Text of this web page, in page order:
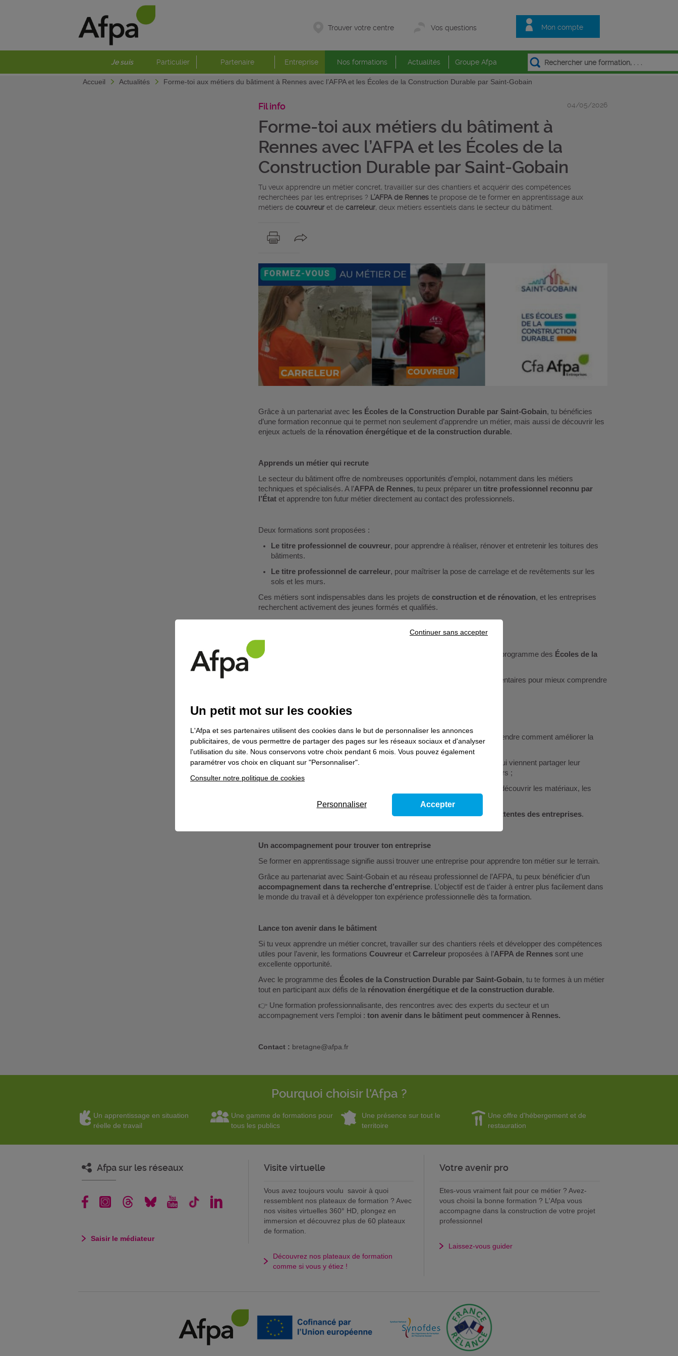
Mon compte
Trouver votre centre Vos questions
Je suis Particulier Partenaire Entreprise Nos formations Actualités Groupe Afpa
Accueil Actualités Forme-toi aux métiers du bâtiment à Rennes avec l’AFPA et les Écoles de la Construction Durable par Saint-Gobain
Fil info 04/05/2026
Forme-toi aux métiers du bâtiment à
Rennes avec l’AFPA et les Écoles de la
Construction Durable par Saint-Gobain
Tu veux apprendre un métier concret, travailler sur des chantiers et acquérir des compétences
recherchées par les entreprises ? L’AFPA de Renneste propose de te former en apprentissage aux
métiers de couvreuret de carreleur, deux métiers essentiels dans le secteur du bâtiment.
Grâce à un partenariat avec les Écoles de la Construction Durable par Saint-Gobain, tu bénéficies
d’une formation reconnue qui te permet non seulement d’apprendre un métier, mais aussi de découvrir les
enjeux actuels de la rénovation énergétique et de la construction durable.
Apprends un métier qui recrute
Le secteur du bâtiment offre de nombreuses opportunités d’emploi, notamment dans les métiers
techniques et spécialisés. A l’AFPA de Rennes, tu peux préparer un titre professionnel reconnu par
l’Étatet apprendre ton futur métier directement au contact des professionnels.
Deux formations sont proposées :
Le titre professionnel de couvreur, pour apprendre à réaliser, rénover et entretenir les toitures des
bâtiments.
Le titre professionnel de carreleur, pour maîtriser la pose de carrelage et de revêtements sur les
sols et les murs.
Ces métiers sont indispensables dans les projets de construction et de rénovation, et les entreprises
recherchent activement des jeunes formés et qualifiés.
Une formation enrichie avec Saint-Gobain
En choisissant de te former à l’AFPA de Rennes, tu intègres également le programme des Écoles de la
Ce partenariat permet d’enrichir ta formation avec des contenus complémentaires pour mieux comprendre
modules spécifiques sur la rénovation énergétique
, pour comprendre comment améliorer la
performance énergétique des bâtiments ;
d’interventions de fournisseurs et de professionnels du secteur
, qui viennent partager leur
expertise et présenter les solutions innovantes utilisées sur les chantiers ;
, afin de découvrir les matériaux, les
mieux comprendre le secteur et les attentes des entreprises.
Un accompagnement pour trouver ton entreprise
Se former en apprentissage signifie aussi trouver une entreprise pour apprendre ton métier sur le terrain.
Grâce au partenariat avec Saint-Gobain et au réseau professionnel de l’AFPA, tu peux bénéficier d’un
accompagnement dans ta recherche d’entreprise. L’objectif est de t’aider à entrer plus facilement dans
le monde du travail et à développer ton expérience professionnelle dès ta formation.
Lance ton avenir dans le bâtiment
Si tu veux apprendre un métier concret, travailler sur des chantiers réels et développer des compétences
utiles pour l’avenir, les formations Couvreuret Carreleurproposées à l’AFPA de Rennessont une
excellente opportunité.
Avec le programme des Écoles de la Construction Durable par Saint-Gobain, tu te formes à un métier
tout en participant aux défis de la rénovation énergétique et de la construction durable.
👉Une formation professionnalisante, des rencontres avec des experts du secteur et un
accompagnement vers l’emploi : ton avenir dans le bâtiment peut commencer à Rennes.
Contact : bretagne@afpa.fr
Pourquoi choisir l'Afpa ?
Un apprentissage en situation
réelle de travail
Une gamme de formations pour
tous les publics
Une présence sur tout le
territoire
Une offre d'hébergement et de
restauration
Afpa sur les réseaux
Saisir le médiateur
Visite virtuelle
Vous avez toujours voulu savoir à quoi
ressemblent nos plateaux de formation ? Avec
nos visites virtuelles 360° HD, plongez en
immersion et découvrez plus de 60 plateaux
de formation.
Découvrez nos plateaux de formation
comme si vous y étiez !
Votre avenir pro
Etes-vous vraiment fait pour ce métier ? Avez-
vous choisi la bonne formation ? L'Afpa vous
accompagne dans la construction de votre projet
professionnel
Laissez-vous guider
Un petit mot sur les cookies
L'Afpa et ses partenaires utilisent des cookies dans le but de personnaliser les annonces
publicitaires, de vous permettre de partager des pages sur les réseaux sociaux et d'analyser
l'utilisation du site. Nous conservons votre choix pendant 6 mois. Vous pouvez également
paramétrer vos choix en cliquant sur "Personnaliser".
Consulter notre politique de cookies
Continuer sans accepter
Personnaliser Accepter